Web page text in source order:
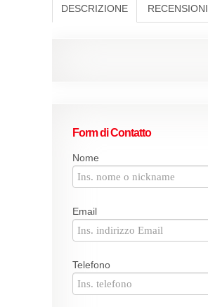
DESCRIZIONE RECENSIONI
Form di Contatto
Nome
Email
Telefono